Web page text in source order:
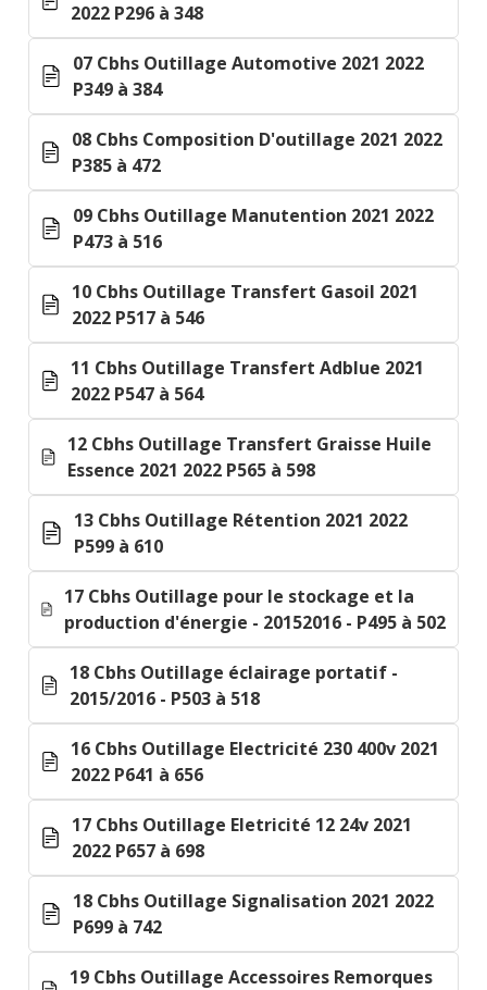
2022 P296 à 348
07 Cbhs Outillage Automotive 2021 2022
P349 à 384
08 Cbhs Composition D'outillage 2021 2022
P385 à 472
09 Cbhs Outillage Manutention 2021 2022
P473 à 516
10 Cbhs Outillage Transfert Gasoil 2021
2022 P517 à 546
11 Cbhs Outillage Transfert Adblue 2021
2022 P547 à 564
12 Cbhs Outillage Transfert Graisse Huile
Essence 2021 2022 P565 à 598
13 Cbhs Outillage Rétention 2021 2022
P599 à 610
17 Cbhs Outillage pour le stockage et la
production d'énergie - 20152016 - P495 à 502
18 Cbhs Outillage éclairage portatif -
2015/2016 - P503 à 518
16 Cbhs Outillage Electricité 230 400v 2021
2022 P641 à 656
17 Cbhs Outillage Eletricité 12 24v 2021
2022 P657 à 698
18 Cbhs Outillage Signalisation 2021 2022
P699 à 742
19 Cbhs Outillage Accessoires Remorques